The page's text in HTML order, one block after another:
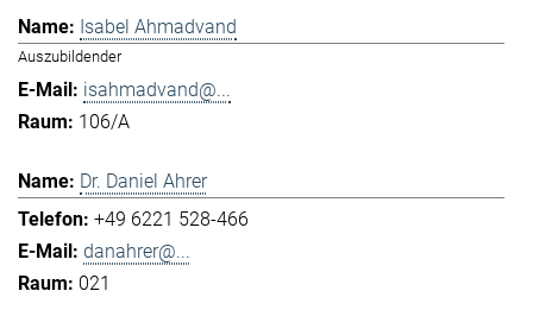
Isabel Ahmadvand
Auszubildender
isahmadvand@...
106/A
Dr. Daniel Ahrer
+49 6221 528-466
danahrer@...
021